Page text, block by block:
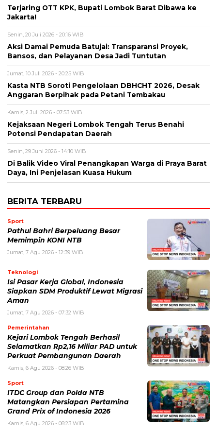
Terjaring OTT KPK, Bupati Lombok Barat Dibawa ke
Jakarta!
Senin, 20 Juli 2026 - 20:16 WIB
Aksi Damai Pemuda Batujai: Transparansi Proyek,
Bansos, dan Pelayanan Desa Jadi Tuntutan
Jumat, 10 Juli 2026 - 20:25 WIB
Kasta NTB Soroti Pengelolaan DBHCHT 2026, Desak
Anggaran Berpihak pada Petani Tembakau
Kamis, 2 Juli 2026 - 07:53 WIB
Kejaksaan Negeri Lombok Tengah Terus Benahi
Potensi Pendapatan Daerah
Senin, 29 Juni 2026 - 14:10 WIB
Di Balik Video Viral Penangkapan Warga di Praya Barat
Daya, Ini Penjelasan Kuasa Hukum
BERITA TERBARU
Sport
Pathul Bahri Berpeluang Besar
Memimpin KONI NTB
Jumat, 7 Agu 2026 - 12:39 WIB
Teknologi
​Isi Pasar Kerja Global, Indonesia
Siapkan SDM Produktif Lewat Migrasi
Aman
Jumat, 7 Agu 2026 - 07:32 WIB
Pemerintahan
Kejari Lombok Tengah Berhasil
Selamatkan Rp2,16 Miliar PAD untuk
Perkuat Pembangunan Daerah
Kamis, 6 Agu 2026 - 08:26 WIB
Sport
ITDC Group dan Polda NTB
Matangkan Persiapan Pertamina
Grand Prix of Indonesia 2026
Kamis, 6 Agu 2026 - 08:23 WIB